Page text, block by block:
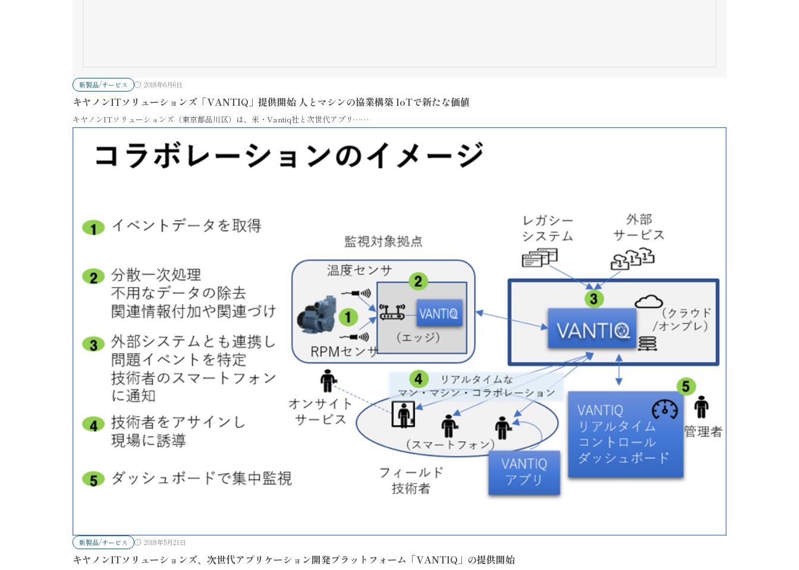
新製品/サービス 2018年6月6日
キヤノンITソリューションズ「VANTIQ」提供開始 人とマシンの協業構築 IoTで新たな価値
キヤノンITソリューションズ（東京都品川区）は、米・Vantiq社と次世代アプリ……
新製品/サービス 2018年5月21日
キヤノンITソリューションズ、次世代アプリケーション開発プラットフォーム「VANTIQ」の提供開始